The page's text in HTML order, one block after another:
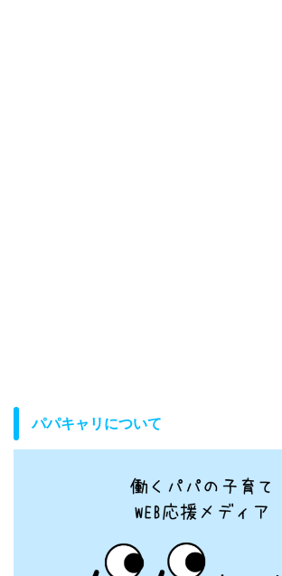
パパキャリについて